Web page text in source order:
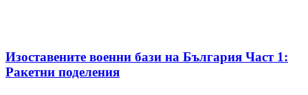
Изоставените военни бази на България Част 1:
Ракетни поделения